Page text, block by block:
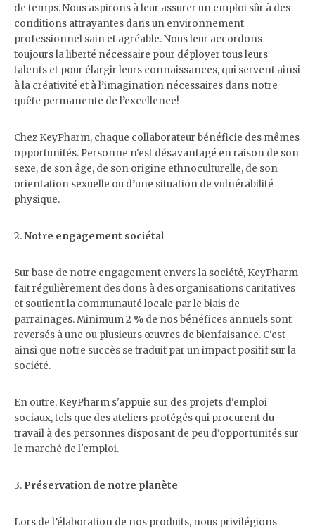
de temps. Nous aspirons à leur assurer un emploi sûr à des
conditions attrayantes dans un environnement
professionnel sain et agréable. Nous leur accordons
toujours la liberté nécessaire pour déployer tous leurs
talents et pour élargir leurs connaissances, qui servent ainsi
à la créativité et à l’imagination nécessaires dans notre
quête permanente de l’excellence!
Chez KeyPharm, chaque collaborateur bénéficie des mêmes
opportunités. Personne n'est désavantagé en raison de son
sexe, de son âge, de son origine ethnoculturelle, de son
orientation sexuelle ou d’une situation de vulnérabilité
physique.
2.Notre engagement sociétal
Sur base de notre engagement envers la société, KeyPharm
fait régulièrement des dons à des organisations caritatives
et soutient la communauté locale par le biais de
parrainages. Minimum 2 % de nos bénéfices annuels sont
reversés à une ou plusieurs œuvres de bienfaisance. C'est
ainsi que notre succès se traduit par un impact positif sur la
société.
En outre, KeyPharm s'appuie sur des projets d'emploi
sociaux, tels que des ateliers protégés qui procurent du
travail à des personnes disposant de peu d'opportunités sur
le marché de l'emploi.
3. Préservation de notre planète
Lors de l’élaboration de nos produits, nous privilégions